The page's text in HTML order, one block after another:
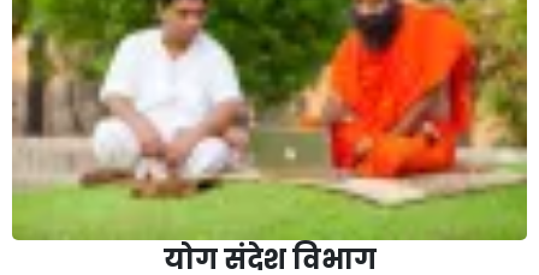
योग संदेश विभाग